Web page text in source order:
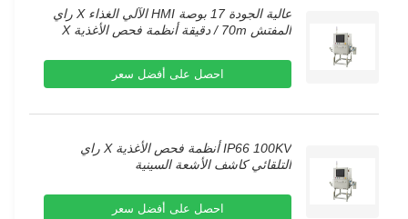
عالية الجودة 17 بوصة HMI الآلي الغذاء X راي
المفتش 70m / دقيقة أنظمة فحص الأغذية X
احصل على أفضل سعر
IP66 100KV أنظمة فحص الأغذية X راي
التلقائي كاشف الأشعة السينية
احصل على أفضل سعر